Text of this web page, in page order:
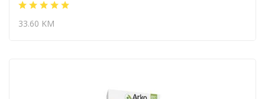
33.60 KM